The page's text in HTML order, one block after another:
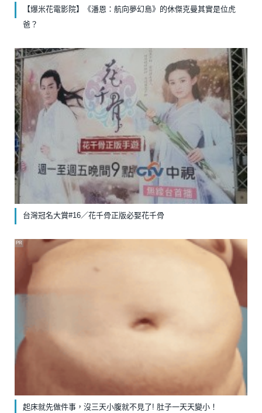
【爆米花電影院】《潘恩：航向夢幻島》的休傑克曼其實是位虎
爸？
台灣冠名大賞#16／花千骨正版必娶花千骨
起床就先做件事，沒三天小腹就不見了! 肚子一天天變小！
PR